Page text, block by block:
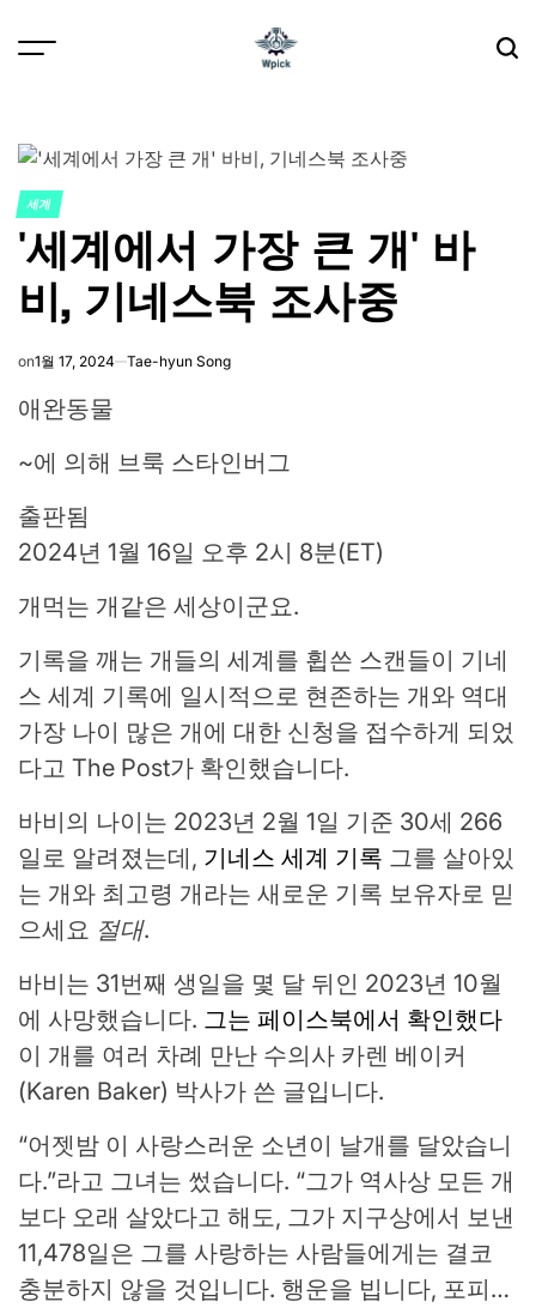
POSTED
IN
세계
'세계에서 가장 큰 개' 바
비, 기네스북 조사중
on1월 17, 2024 Tae-hyun Song
애완동물
~에 의해 브룩 스타인버그
출판됨
2024년 1월 16일 오후 2시 8분(ET)
개먹는 개같은 세상이군요.
기록을 깨는 개들의 세계를 휩쓴 스캔들이 기네
스 세계 기록에 일시적으로 현존하는 개와 역대
가장 나이 많은 개에 대한 신청을 접수하게 되었
다고 The Post가 확인했습니다.
바비의 나이는 2023년 2월 1일 기준 30세 266
일로 알려졌는데, 기네스 세계 기록 그를 살아있
는 개와 최고령 개라는 새로운 기록 보유자로 믿
으세요 절대.
바비는 31번째 생일을 몇 달 뒤인 2023년 10월
에 사망했습니다. 그는 페이스북에서 확인했다
이 개를 여러 차례 만난 수의사 카렌 베이커
(Karen Baker) 박사가 쓴 글입니다.
“어젯밤 이 사랑스러운 소년이 날개를 달았습니
다.”라고 그녀는 썼습니다. “그가 역사상 모든 개
보다 오래 살았다고 해도, 그가 지구상에서 보낸
11,478일은 그를 사랑하는 사람들에게는 결코
충분하지 않을 것입니다. 행운을 빕니다, 포피…